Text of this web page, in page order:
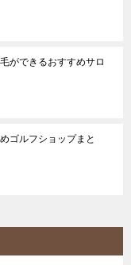
ができるおすすめサロ
ゴルフショップまと